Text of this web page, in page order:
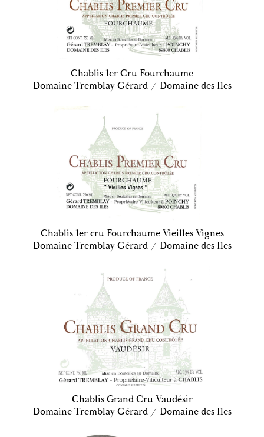
Chablis 1er Cru Fourchaume
Domaine Tremblay Gérard / Domaine des Iles
Chablis 1er cru Fourchaume Vieilles Vignes
Domaine Tremblay Gérard / Domaine des Iles
Chablis Grand Cru Vaudésir
Domaine Tremblay Gérard / Domaine des Iles